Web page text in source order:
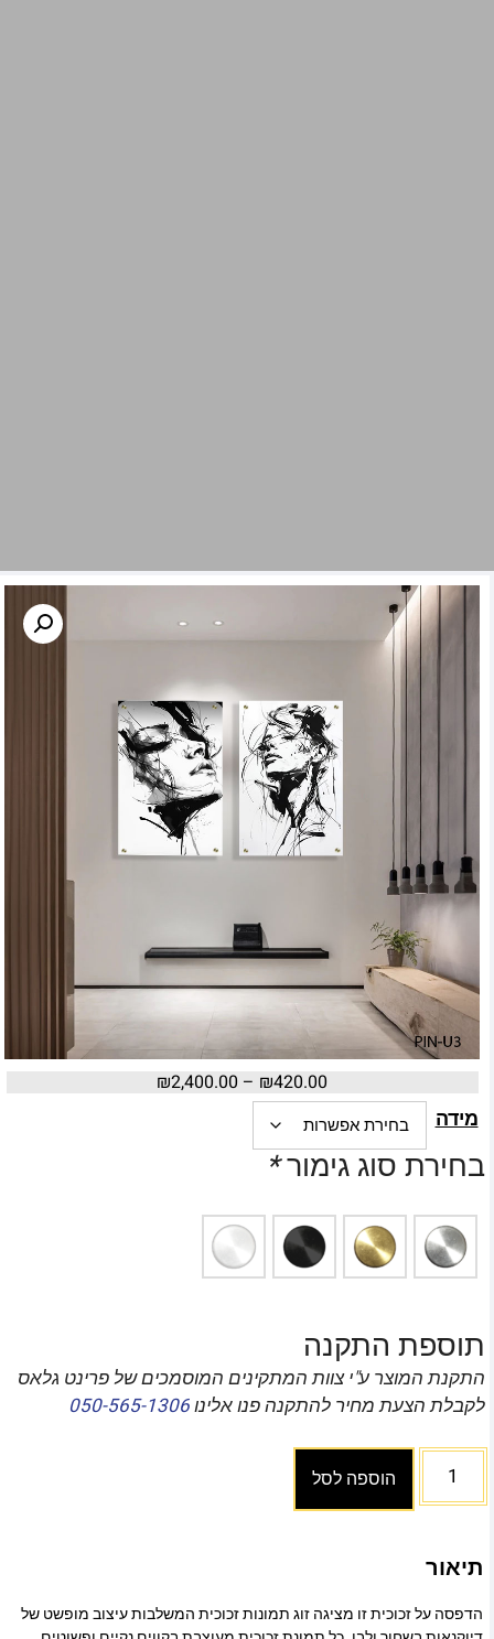
₪420.00
–
₪2,400.00
מידה
בחירת סוג גימור*
תוספת התקנה
התקנת המוצר ע"י צוות המתקינים המוסמכים של פרינט גלאס
לקבלת הצעת מחיר להתקנה פנו אלינו050-565-1306
הוספה לסל
תיאור
הדפסה על זכוכית זו מציגה זוג תמונות זכוכית המשלבות עיצוב מופשט של